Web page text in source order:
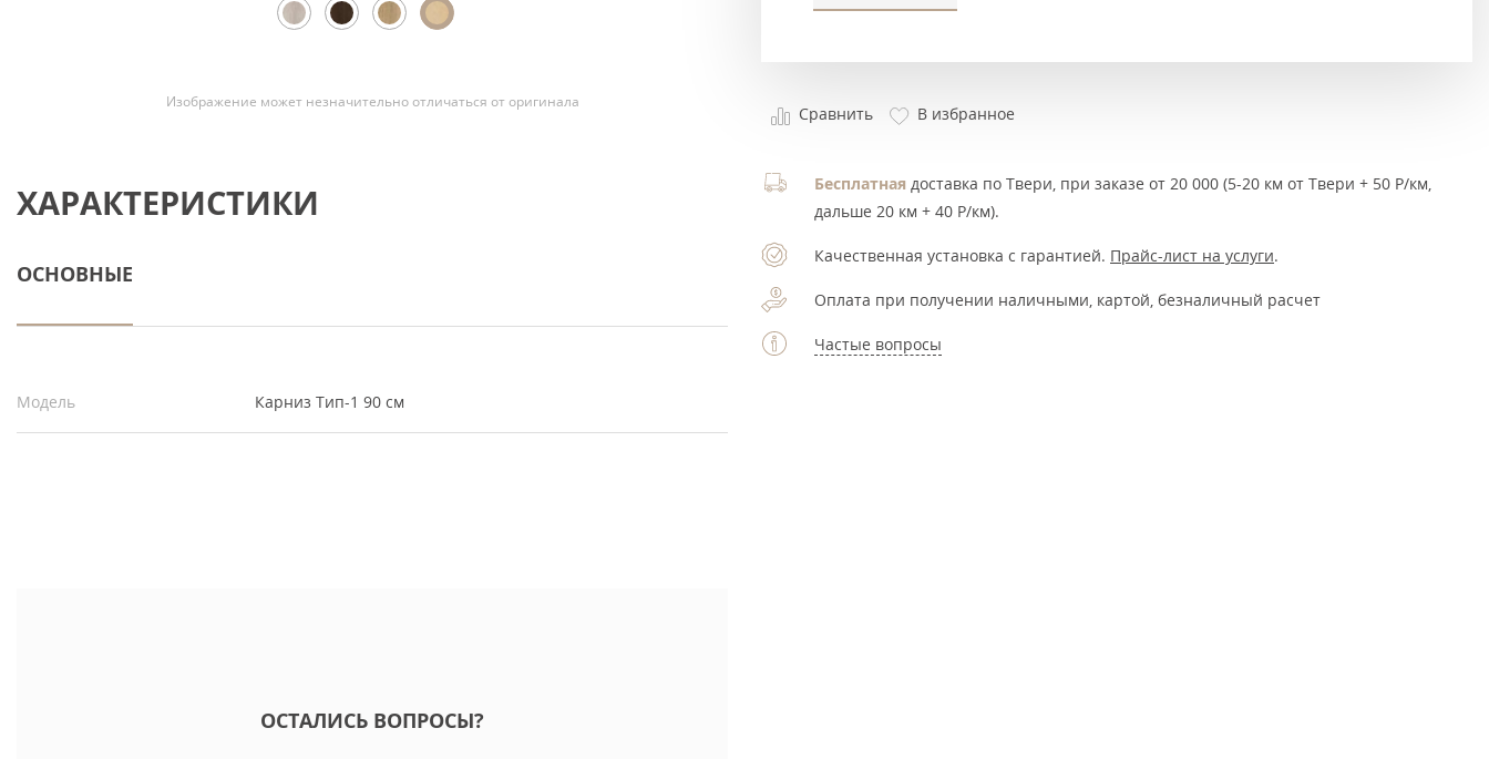
Изображение может незначительно отличаться от оригинала
ХАРАКТЕРИСТИКИ
ОСНОВНЫЕ
Модель Карниз Тип-1 90 см
ОСТАЛИСЬ ВОПРОСЫ?
Сравнить В избранное
Бесплатная доставка по Твери, при заказе от 20 000 (5-20 км от Твери + 50 Р/км,
дальше 20 км + 40 Р/км).
Качественная установка с гарантией. Прайс-лист на услуги.
Оплата при получении наличными, картой, безналичный расчет
Частые вопросы